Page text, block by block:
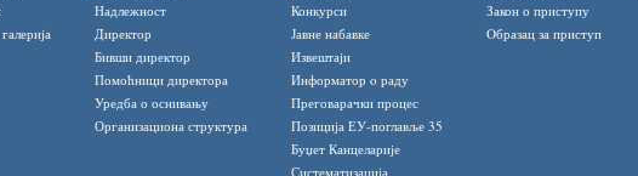
Надлежност
Директор
Бивши директор
Помоћници директора
Уредба о оснивању
Организациона структура
Конкурси
Јавне набавке
Извештаји
Информатор o раду
Преговарачки процес
Позиција ЕУ-поглавље 35
Буџет Канцеларије
Систематизација
Закон о приступу
Oбразац за приступ